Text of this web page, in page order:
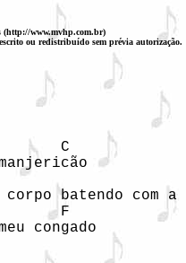
(http://www.mvhp.com.br)
ou redistribuído sem prévia autorização.
C
batendo com a
F
congado